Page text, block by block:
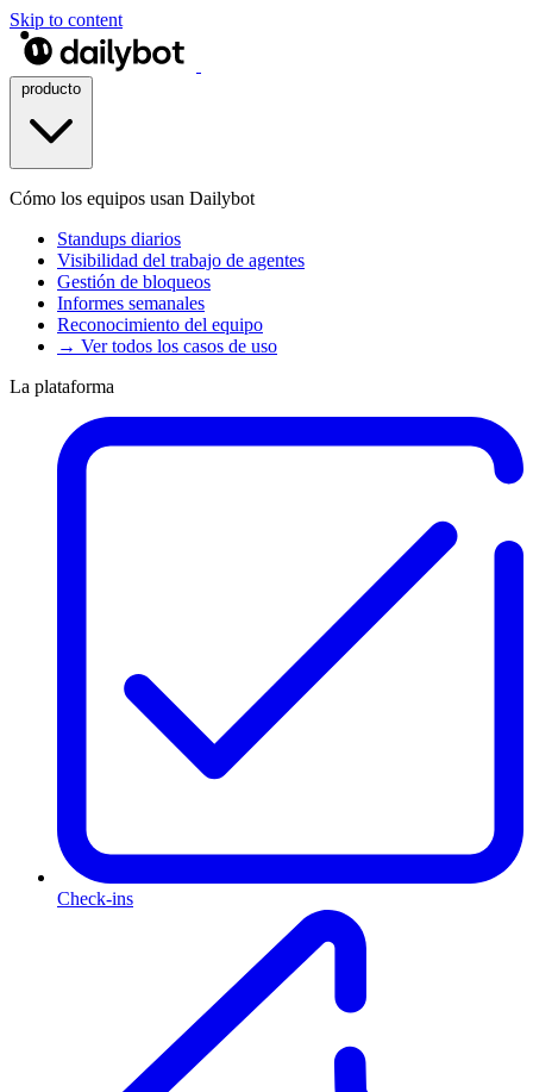
Skip to content
Cómo los equipos usan Dailybot
Standups diarios
Visibilidad del trabajo de agentes
Gestión de bloqueos
Informes semanales
Reconocimiento del equipo
→ Ver todos los casos de uso
La plataforma
Check-ins